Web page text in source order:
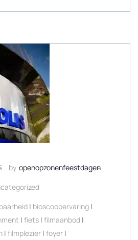
by openopzonenfeestdagen
| bioscoopervaring |
| fiets | filmaanbod |
| filmplezier | foyer |